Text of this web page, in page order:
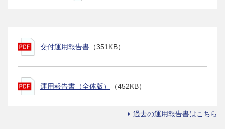
交付運用報告書 （351KB）
運用報告書（全体版） （452KB）
過去の運用報告書はこちら